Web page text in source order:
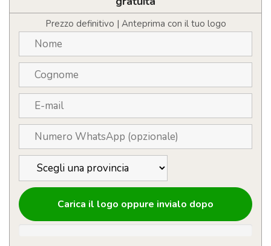
quantitàPrezzo definitivo | Anteprima con il tuo logo
Carica il logo oppure invialo dopo